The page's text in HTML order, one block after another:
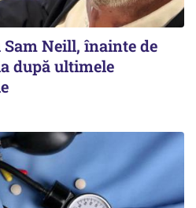
Neill, înainte de
după ultimele